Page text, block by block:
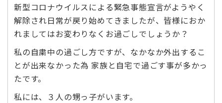
新型コロナウイルスによる緊急事態宣言がようやく
解除され日常が戻り始めてきましたが、皆様におか
れましてはお変わりなくお過ごしでしょうか？
私の自粛中の過ごし方ですが、なかなか外出するこ
とが出来なかった為 家族と自宅で過ごす事が多かっ
たです。
私には、３人の甥っ子がいます。